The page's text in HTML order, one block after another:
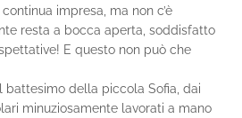
impresa, ma non c’è
resta a bocca aperta, soddisfatto
E questo non può che
battesimo della piccola Sofia, dai
minuziosamente lavorati a mano